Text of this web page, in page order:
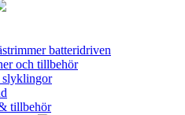
batteridriven
och tillbehör
tillbehör